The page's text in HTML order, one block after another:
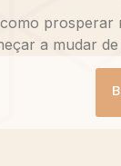
prosperar
a mudar